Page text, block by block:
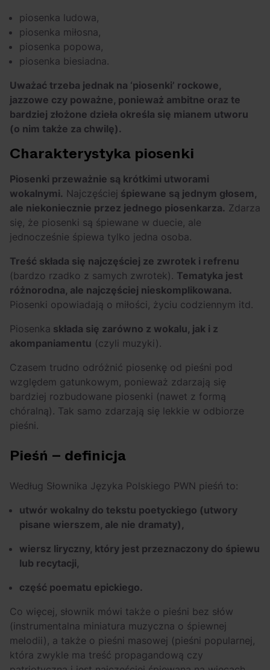
piosenka ludowa,
piosenka miłosna,
piosenka popowa,
piosenka biesiadna.
Uważać trzeba jednak na ‘piosenki’ rockowe,
jazzowe czy poważne, ponieważ ambitne oraz te
bardziej złożone dzieła określa się mianem utworu
(o nim także za chwilę).
Charakterystyka piosenki
Piosenki przeważnie są krótkimi utworami
wokalnymi. Najczęściej śpiewane są jednym głosem,
ale niekoniecznie przez jednego piosenkarza. Zdarza
się, że piosenki są śpiewane w duecie, ale
jednocześnie śpiewa tylko jedna osoba.
Treść składa się najczęściej ze zwrotek i refrenu
(bardzo rzadko z samych zwrotek). Tematyka jest
różnorodna, ale najczęściej nieskomplikowana.
Piosenki opowiadają o miłości, życiu codziennym itd.
Piosenka składa się zarówno z wokalu, jak i z
akompaniamentu (czyli muzyki).
Czasem trudno odróżnić piosenkę od pieśni pod
względem gatunkowym, ponieważ zdarzają się
bardziej rozbudowane piosenki (nawet z formą
chóralną). Tak samo zdarzają się lekkie w odbiorze
pieśni.
Pieśń – definicja
Według Słownika Języka Polskiego PWN pieśń to:
utwór wokalny do tekstu poetyckiego (utwory
pisane wierszem, ale nie dramaty),
wiersz liryczny, który jest przeznaczony do śpiewu
lub recytacji,
część poematu epickiego.
Co więcej, słownik mówi także o pieśni bez słów
(instrumentalna miniatura muzyczna o śpiewnej
melodii), a także o pieśni masowej (pieśni popularnej,
która zwykle ma treść propagandową czy